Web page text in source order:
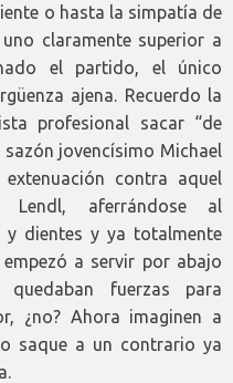
o hasta la simpatía de
claramente superior a
el partido, el único
ajena. Recuerdo la
profesional sacar “de
jovencísimo Michael
contra aquel
aferrándose al
y dientes y ya totalmente
a servir por abajo
fuerzas para
¿no? Ahora imaginen a
saque a un contrario ya